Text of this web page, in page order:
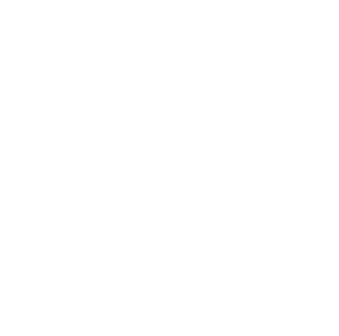
což z něj činí vhodné místo pro páry či klidnější pobyt.
s ohledem na design a detaily. Mají klimatizaci,
terasou s posezením venku. Všechny pokoje jsou
nebo na okolní krajinu.
hotelu lze využít plážové aktivity, procházky,
s nabídkou španělské i mezinárodní kuchyně.